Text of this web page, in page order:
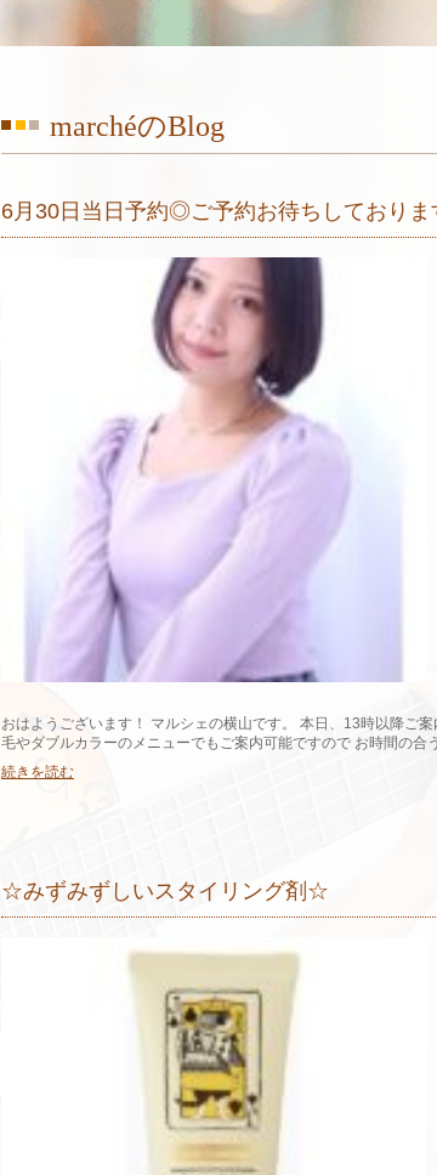
marchéのBlog
6月30日当日予約◎ご予約お待ちしておりま
おはようございます！ マルシェの横山です。 本日、13時以降ご
毛やダブルカラーのメニューでもご案内可能ですので お時間の
続きを読む
☆みずみずしいスタイリング剤☆